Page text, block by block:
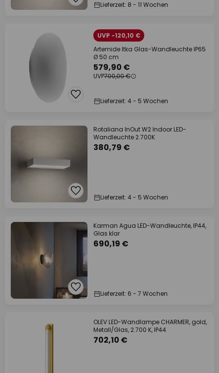
Lieferzeit: 8 - 11 Wochen
UVP -120,10 €
Artemide Itka Glas-Wandleuchte IP65
Ø 50 cm
579,90 €
UVP700,00 €
Lieferzeit: 4 - 5 Wochen
Rotaliana InOut W2 Indoor LED-
Wandleuchte 2.700K
380,79 €
Lieferzeit: 4 - 5 Wochen
Karman Agua LED-Wandleuchte, IP44,
Glas klar
690,19 €
Lieferzeit: 6 - 7 Wochen
OLEV LED-Wandlampe CHARMER, gold,
Metall/Glas, 2.700 K, IP44
702,10 €